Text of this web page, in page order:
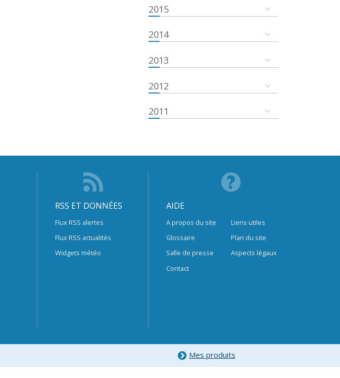
2015
2014
2013
2012
2011
RSS ET DONNÉES
Flux RSS alertes
Flux RSS actualités
Widgets météo
AIDE
A propos du site
Glossaire
Salle de presse
Contact
Liens utiles
Plan du site
Aspects légaux
Mes produits